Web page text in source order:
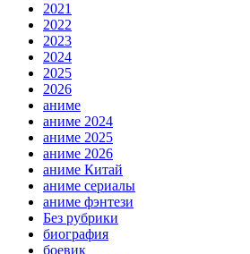
2021
2022
2023
2024
2025
2026
аниме
аниме 2024
аниме 2025
аниме 2026
аниме Китай
аниме сериалы
аниме фэнтези
Без рубрики
биография
боевик